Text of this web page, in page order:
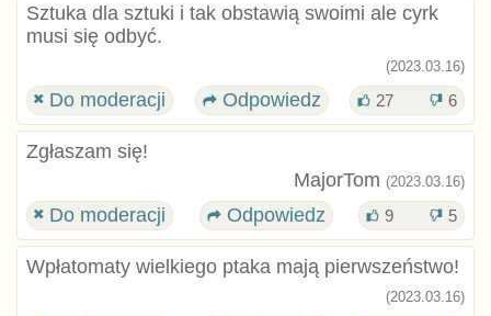
Sztuka dla sztuki i tak obstawią swoimi ale cyrk
musi się odbyć.
(2023.03.16)
Do moderacji Odpowiedz 27 6
Zgłaszam się!
MajorTom (2023.03.16)
Do moderacji Odpowiedz 9 5
Wpłatomaty wielkiego ptaka mają pierwszeństwo!
(2023.03.16)